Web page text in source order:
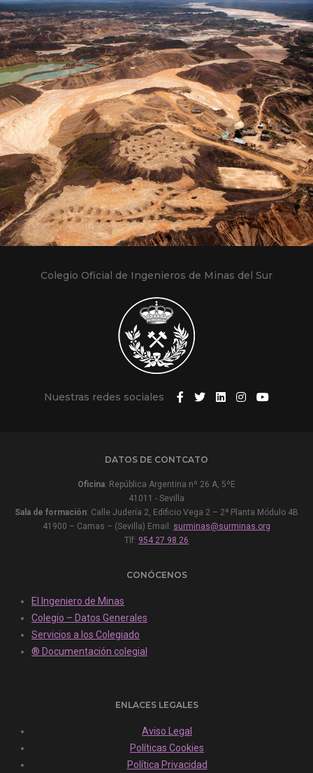
Colegio Oficial de Ingenieros de Minas del Sur
Nuestras redes sociales
DATOS DE CONTCATO
Oficina: República Argentina nº 26 A, 5ºE
41011 - Sevilla
Sala de formación: Calle Judería 2, Edificio Vega 2 – 2ª Planta Módulo 4B
41900 – Camas – (Sevilla) Email: surminas@surminas.org
Tlf: 954 27 98 26
CONÓCENOS
El Ingeniero de Minas
Colegio – Datos Generales
Servicios a los Colegiado
® Documentación colegial
ENLACES LEGALES
Aviso Legal
Políticas Cookies
Política Privacidad